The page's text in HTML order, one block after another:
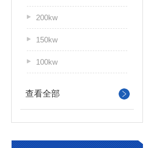
200kw
150kw
100kw
查看全部